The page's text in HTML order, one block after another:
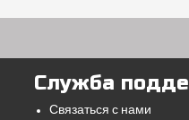
Служба
Связаться с нами